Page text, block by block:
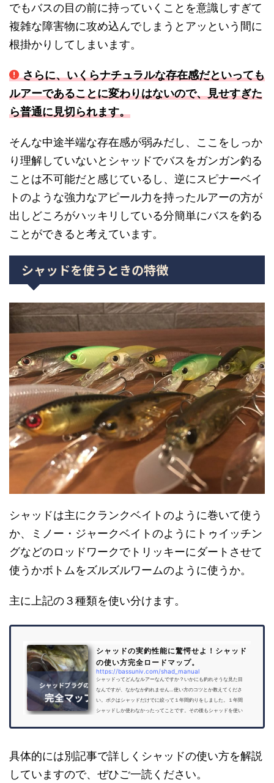
でもバスの目の前に持っていくことを意識しすぎて
複雑な障害物に攻め込んでしまうとアッという間に
根掛かりしてしまいます。
さらに、いくらナチュラルな存在感だといっても
ルアーであることに変わりはないので、見せすぎた
ら普通に見切られます。
そんな中途半端な存在感が弱みだし、ここをしっか
り理解していないとシャッドでバスをガンガン釣る
ことは不可能だと感じているし、逆にスピナーベイ
トのような強力なアピール力を持ったルアーの方が
出しどころがハッキリしている分簡単にバスを釣る
ことができると考えています。
シャッドを使うときの特徴
シャッドは主にクランクベイトのように巻いて使う
か、ミノー・ジャークベイトのようにトゥイッチン
グなどのロッドワークでトリッキーにダートさせて
使うかボトムをズルズルワームのように使うか。
主に上記の３種類を使い分けます。
シャッドの実釣性能に驚愕せよ！シャッド
の使い方完全ロードマップ。
https://bassuniv.com/shad_manual
シャッドってどんなルアーなんですか？いかにも釣れそうな見た目
なんですが、なかなか釣れません…使い方のコツとか教えてくださ
い。ボクはシャッドだけでに絞って１年間釣りをしました。１年間
シャッドしか使わなかったってことです。その後もシャッドを使い
ら、一見「簡単に釣れるんだろうな…」なんてナメて使いだすと痛い
目をみるルアーだと...
具体的には別記事で詳しくシャッドの使い方を解説
していますので、ぜひご一読ください。